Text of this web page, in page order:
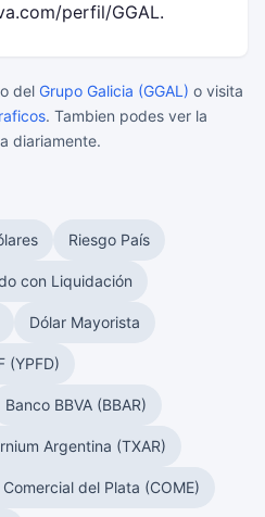
perfil/GGAL.
del Grupo Galicia (GGAL) o visita
. Tambien podes ver la
diariamente.
Riesgo País
con Liquidación
Dólar Mayorista
(YPFD)
Banco BBVA (BBAR)
Argentina (TXAR)
del Plata (COME)